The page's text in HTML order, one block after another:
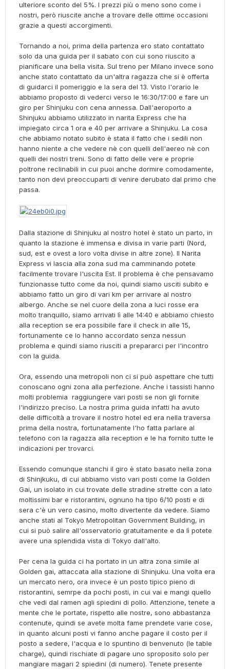
ulteriore sconto del 5%. I prezzi più o meno sono come i
nostri, però riuscite anche a trovare delle ottime occasioni
grazie a questi accorgimenti.
Tornando a noi, prima della partenza ero stato contattato
solo da una guida per il sabato con cui sono riuscito a
pianificare una bella visita. Sul treno per Milano invece sono
anche stato contattato da un'altra ragazza che si è offerta
di guidarci il pomeriggio e la sera del 13. Visto l'orario le
abbiamo proposto di vederci verso le 16:30/17:00 e fare un
giro per Shinjuku con cena annessa. Dall'aeroporto a
Shinjuku abbiamo utilizzato in narita Express che ha
impiegato circa 1 ora e 40 per arrivare a Shinjuku. La cosa
che abbiamo notato subito è stata il fatto che i sedili non
hanno niente a che vedere nè con quelli dell'aereo nè con
quelli dei nostri treni. Sono di fatto delle vere e proprie
poltrone reclinabili in cui puoi anche dormire comodamente,
tanto non devi preoccuparti di venire derubato dal primo che
passa.
Dalla stazione di Shinjuku al nostro hotel è stato un parto, in
quanto la stazione è immensa e divisa in varie parti (Nord,
sud, est e ovest a loro volta divise in altre zone). Il Narita
Express vi lascia alla zona sud ma camminando potete
facilmente trovare l'uscita Est. Il problema è che pensavamo
funzionasse tutto come da noi, quindi siamo usciti subito e
abbiamo fatto un giro di vari km per arrivare al nostro
albergo. Anche se nel cuore della zona a luci rosse era
molto tranquillo, siamo arrivati lì alle 14:40 e abbiamo chiesto
alla reception se era possibile fare il check in alle 15,
fortunamente ce lo hanno accordato senza nessun
problema e quindi siamo riusciti a prepararci per l'incontro
con la guida.
Ora, essendo una metropoli non ci si può aspettare che tutti
conoscano ogni zona alla perfezione. Anche i tassisti hanno
molti problemia raggiungere vari posti se non gli fornite
l'indirizzo preciso. La nostra prima guida infatti ha avuto
delle difficoltà a trovare il nostro hotel ed era nella traversa
prima della nostra, fortunatamente l'ho fatta parlare al
telefono con la ragazza alla reception e le ha fornito tutte le
indicazioni per trovarci.
Essendo comunque stanchi il giro è stato basato nella zona
di Shinjkuku, di cui abbiamo visto vari posti come la Golden
Gai, un isolato in cui trovate delle stradine strette con a lato
moltissimi bar e ristorantini, ognuno ha tipo 6/10 posti e di
sera c'è un vero casino, molto divertente da vedere. Siamo
anche stati al Tokyo Metropolitan Government Building, in
cui si può salire all'osservatorio gratuitamente e da lì potete
avere una splendida vista di Tokyo dall'alto.
Per cena la guida ci ha portato in un altra zona simile al
Golden gai, attaccata alla stazione di Shinjuku. Una volta era
un mercato nero, ora invece è un posto tipico pieno di
ristorantini, semrpe da pochi posti, in cui vai e mangi quello
che vedi dal ramen agli spiedini di pollo. Attenzione, tenete a
mente che le portate, rispetto alle nostre, sono abbastanza
contenute, quindi se avete molta fame prendete varie cose,
in quanto alcuni posti vi fanno anche pagare il costo per il
posto a sedere, l'acqua e lo spuntino di benvenuto (le table
charge), quindi rischiate di pagare uno sproposito solo per
mangiare magari 2 spiedini (di numero). Tenete presente